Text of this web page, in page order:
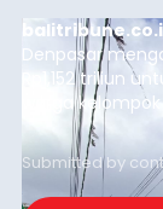
Denpasar
Rp1,152 triliun
warga
garis
guna menjaga
kelompok desil
merosot ke
Submitted by